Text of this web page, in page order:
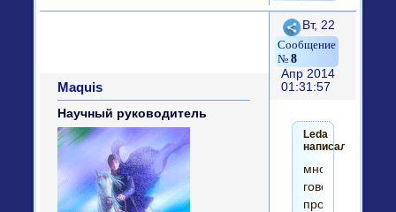
Поделиться
8
Вт, 22
Апр 2014
01:31:57
Maquis
Научный руководитель
Leda
написал(а):
многие
говорят,
пройдена